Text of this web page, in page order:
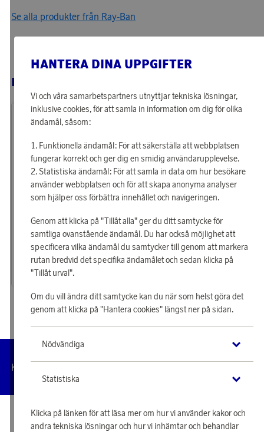
Se alla produkter från Ray-Ban
RELATERADE PRODUKTER
Ray-Ban
Tjäna 1 170 poäng
Solglasögon RB3663
37 740 poäng
1 170 kr
HANTERA DINA UPPGIFTER
Vi och våra samarbetspartners utnyttjar tekniska lösningar,
inklusive cookies, för att samla in information om dig för olika
ändamål, såsom:
Funktionella ändamål: För att säkerställa att webbplatsen
fungerar korrekt och ger dig en smidig användarupplevelse.
Statistiska ändamål: För att samla in data om hur besökare
använder webbplatsen och för att skapa anonyma analyser
som hjälper oss förbättra innehållet och navigeringen.
Genom att klicka på "Tillåt alla" ger du ditt samtycke för
samtliga ovanstående ändamål. Du har också möjlighet att
specificera vilka ändamål du samtycker till genom att markera
rutan bredvid det specifika ändamålet och sedan klicka på
"Tillåt urval".
Om du vill ändra ditt samtycke kan du när som helst göra det
genom att klicka på "Hantera cookies" längst ner på sidan.
Nödvändiga
Statistiska
Klicka på länken för att läsa mer om hur vi använder kakor och
andra tekniska lösningar och hur vi inhämtar och behandlar
Kundservice
Hantera
© 2026 Scandinavian Airlines System-Denmark-Norway-Sweden, org.nr
902001-7720, 195 87 Stockholm